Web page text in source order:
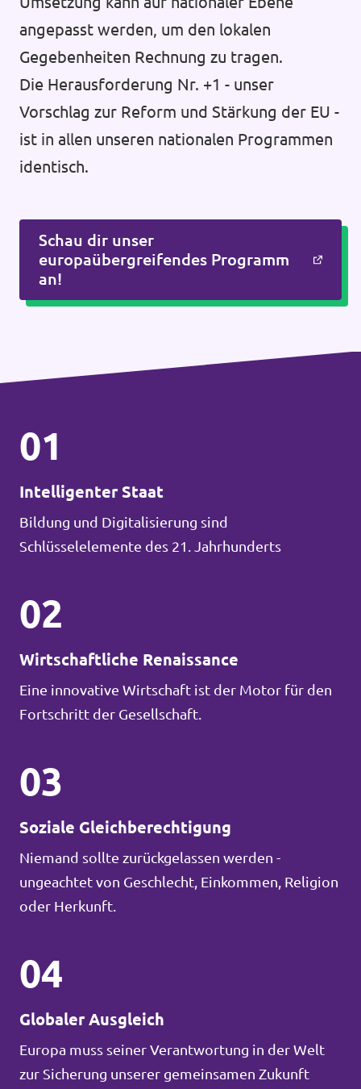
angepasst werden, um den lokalen
Gegebenheiten Rechnung zu tragen.
Die Herausforderung Nr. +1 - unser
Vorschlag zur Reform und Stärkung der EU -
ist in allen unseren nationalen Programmen
identisch.
Schau dir unser
europaübergreifendes Programm
an!
01
Intelligenter Staat
Bildung und Digitalisierung sind
Schlüsselelemente des 21. Jahrhunderts
02
Wirtschaftliche Renaissance
Eine innovative Wirtschaft ist der Motor für den
Fortschritt der Gesellschaft.
03
Soziale Gleichberechtigung
Niemand sollte zurückgelassen werden -
ungeachtet von Geschlecht, Einkommen, Religion
oder Herkunft.
04
Globaler Ausgleich
Europa muss seiner Verantwortung in der Welt
zur Sicherung unserer gemeinsamen Zukunft